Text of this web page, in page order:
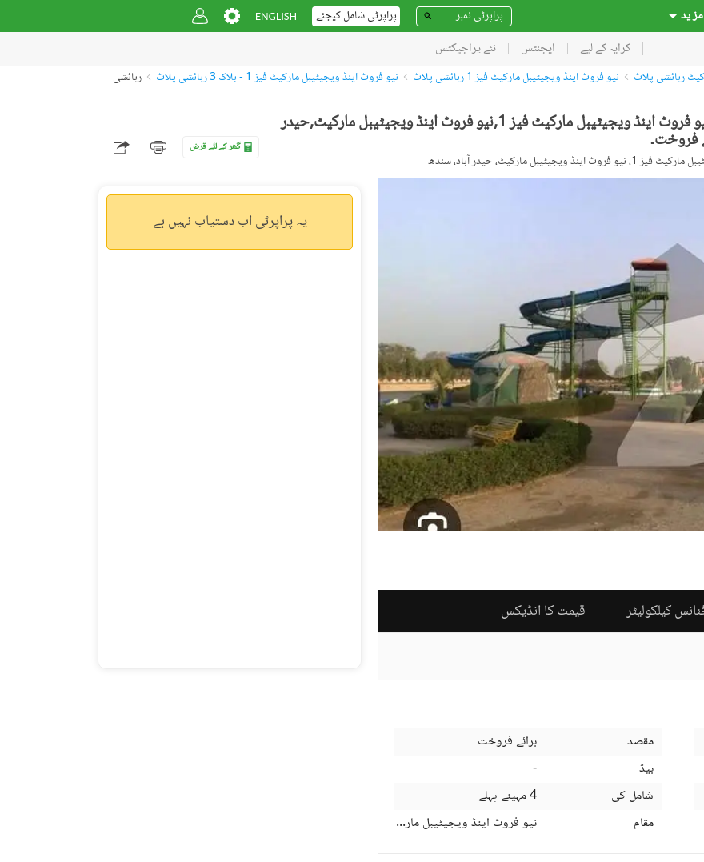
مز ید پراپرٹی شامل کیجئے
کرایہ کے لیے ایجنٹس نئے پراجیکٹس
رہائشی پلاٹ نیو فروٹ اینڈ ویجیٹیبل مارکیٹ فیز 1 رہائشی پلاٹ نیو فروٹ اینڈ ویجیٹیبل مارکیٹ فیز 1 - بلاک 3 رہائشی پلاٹ
رہائشی
نیو فروٹ اینڈ ویجیٹیبل مارکیٹ فیز 1 - بلاک 3 نیو فروٹ اینڈ ویجیٹیبل مارکیٹ فیز 1,نیو فروٹ اینڈ ویجیٹیبل مارکیٹ,حیدر
گھر کے لئے قرض
کیلکولیٹر قیمت کا انڈیکس
مقصد
برائے فروخت
بیڈ
-
شامل کی
4 مہینے پہلے
مقام
نیو فروٹ اینڈ ویجیٹیبل مارکیٹ، حیدر آباد، سندھ
یہ پراپرٹی اب دستیاب نہیں ہے